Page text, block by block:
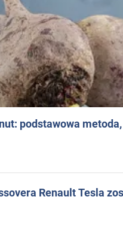
podstawowa
Renault Tesla